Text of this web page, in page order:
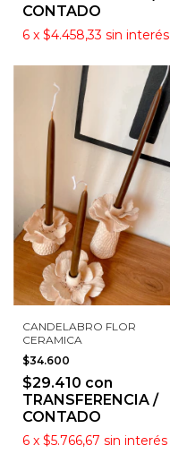
CONTADO
6 x $4.458,33 sin interés
CANDELABRO FLOR
CERAMICA
$34.600
$29.410 con
TRANSFERENCIA /
CONTADO
6 x $5.766,67 sin interés